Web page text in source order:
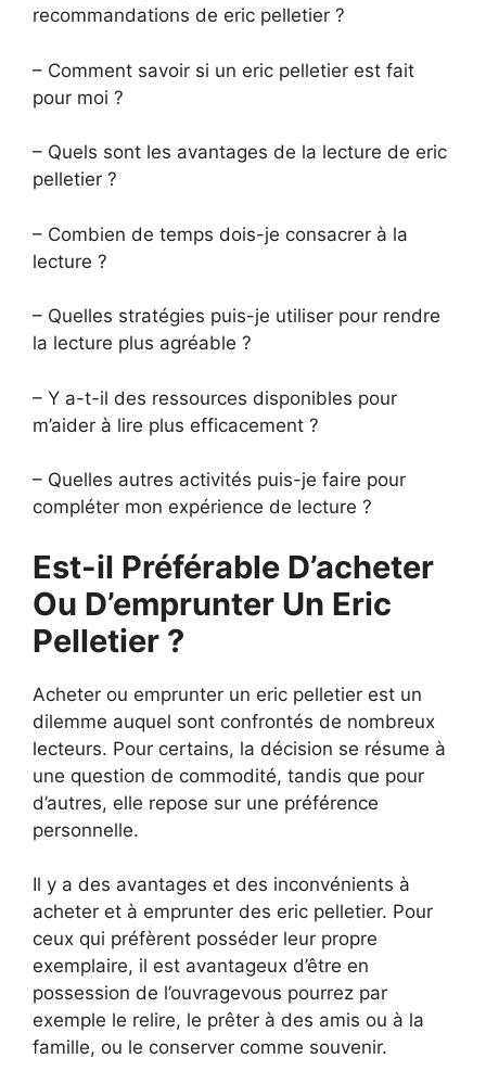
recommandations de eric pelletier ?
– Comment savoir si un eric pelletier est fait
pour moi ?
– Quels sont les avantages de la lecture de eric
pelletier ?
– Combien de temps dois-je consacrer à la
lecture ?
– Quelles stratégies puis-je utiliser pour rendre
la lecture plus agréable ?
– Y a-t-il des ressources disponibles pour
m’aider à lire plus efficacement ?
– Quelles autres activités puis-je faire pour
compléter mon expérience de lecture ?
Est-il Préférable D’acheter
Ou D’emprunter Un Eric
Pelletier ?
Acheter ou emprunter un eric pelletier est un
dilemme auquel sont confrontés de nombreux
lecteurs. Pour certains, la décision se résume à
une question de commodité, tandis que pour
d’autres, elle repose sur une préférence
personnelle.
Il y a des avantages et des inconvénients à
acheter et à emprunter des eric pelletier. Pour
ceux qui préfèrent posséder leur propre
exemplaire, il est avantageux d’être en
possession de l’ouvragevous pourrez par
exemple le relire, le prêter à des amis ou à la
famille, ou le conserver comme souvenir.